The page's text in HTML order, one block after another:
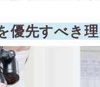
優先すべき